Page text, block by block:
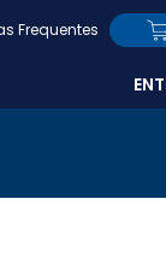
Frequentes